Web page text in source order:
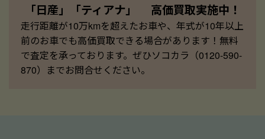
「日産」「ティアナ」 高価買取実施中！
走行距離が10万kmを超えたお車や、年式が10年以上
前のお車でも高価買取できる場合があります！無料
で査定を承っております。ぜひソコカラ（0120-590-
870）までお問合せください。